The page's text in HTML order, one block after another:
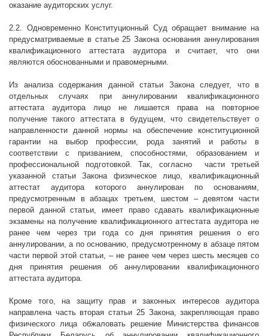
оказание аудиторских услуг.
2.2. Одновременно Конституционный Суд обращает внимание на
предусматриваемые в статье 25 Закона основания аннулирования
квалификационного аттестата аудитора и считает, что они
являются обоснованными и правомерными.
Из анализа содержания данной статьи Закона следует, что в
отдельных случаях при аннулировании квалификационного
аттестата аудитора лицо не лишается права на повторное
получение такого аттестата в будущем, что свидетельствует о
направленности данной нормы на обеспечение конституционной
гарантии на выбор профессии, рода занятий и работы в
соответствии с призванием, способностями, образованием и
профессиональной подготовкой. Так, согласно
части третьей
указанной статьи Закона физическое лицо, квалификационный
аттестат аудитора которого аннулирован по основаниям,
предусмотренным в абзацах третьем, шестом – девятом части
первой данной статьи, имеет право сдавать квалификационные
экзамены на получение квалификационного аттестата аудитора не
ранее чем через три года со дня принятия решения о его
аннулировании, а по основанию, предусмотренному в абзаце пятом
части первой этой статьи, – не ранее чем через шесть месяцев со
дня принятия решения об аннулировании квалификационного
аттестата аудитора.
Кроме того, на защиту прав и законных интересов аудитора
направлена часть вторая статьи 25 Закона, закрепляющая право
физического лица обжаловать решение Министерства финансов